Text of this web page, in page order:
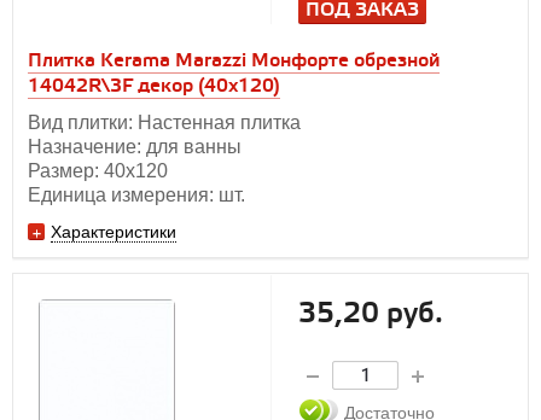
Плитка Kerama Marazzi Монфорте обрезной
14042R\3F декор (40x120)
Вид плитки: Настенная плитка
Назначение: для ванны
Размер: 40х120
Единица измерения: шт.
Характеристики
ПОД ЗАКАЗ
35,20 руб.
Достаточно